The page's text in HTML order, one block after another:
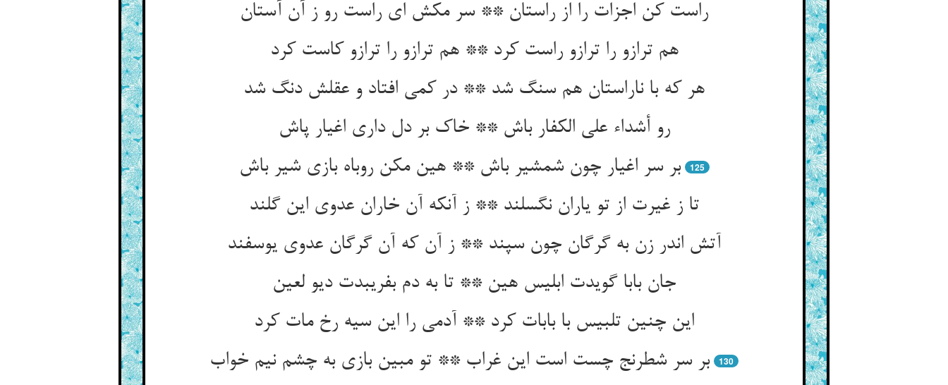
راست کن اجزات را از راستان ** سر مکش ای راست رو ز آن آستان‏
هم ترازو را ترازو راست کرد ** هم ترازو را ترازو کاست کرد
هر که با ناراستان هم سنگ شد ** در کمی افتاد و عقلش دنگ شد
رو أشداء علی الکفار باش ** خاک بر دل داری اغیار پاش‏
بر سر اغیار چون شمشیر باش ** هین مکن روباه بازی شیر باش‏
125
تا ز غیرت از تو یاران نگسلند ** ز آنکه آن خاران عدوی این گلند
آتش اندر زن به گرگان چون سپند ** ز آن که آن گرگان عدوی یوسفند
جان بابا گویدت ابلیس هین ** تا به دم بفریبدت دیو لعین‏
این چنین تلبیس با بابات کرد ** آدمی را این سیه رخ مات کرد
بر سر شطرنج چست است این غراب ** تو مبین بازی به چشم نیم خواب‏
130